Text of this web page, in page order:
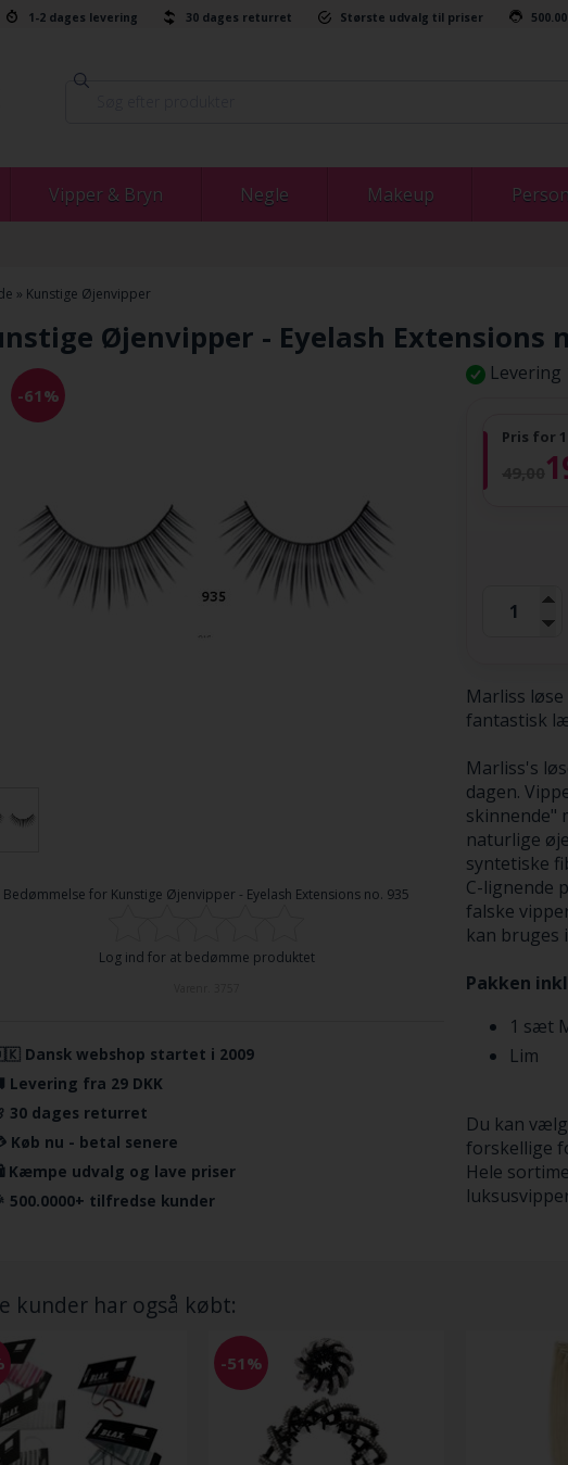
1-2 dages levering 30 dages returret Største udvalg til priser
Vipper & Bryn Negle Makeup
» Kunstige Øjenvipper
Øjenvipper - Eyelash Extensions
-61%
Bedømmelse for Kunstige Øjenvipper - Eyelash Extensions no. 935
Log ind for at bedømme produktet
Dansk webshop startet i 2009
Levering fra 29 DKK
30 dages returret
Køb nu - betal senere
Kæmpe udvalg og lave priser
500.0000+ tilfredse kunder
Levering
Pris for
Marliss
fantastisk
Marliss's
dagen.
skinnende"
naturlige
syntetiske
C-lignende
falske
kan bruges
Pakken
1 sæt
Lim
Du kan
forskellige
Hele
kunder har også købt:
-51%